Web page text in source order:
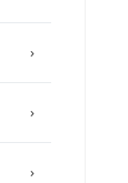
›
›
›